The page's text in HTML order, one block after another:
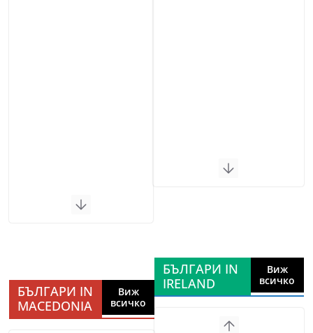
БЪЛГАРИ IN
MACEDONIA
Виж
всичко
БЪЛГАРИ IN
IRELAND
Виж
всичко